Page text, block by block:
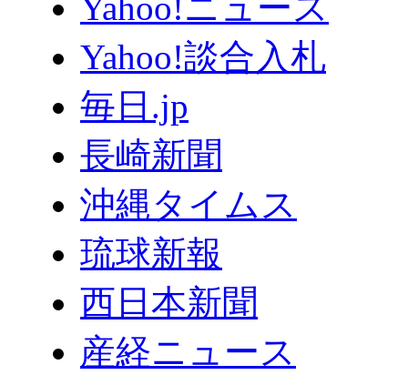
Yahoo!談合入札
毎日.jp
長崎新聞
沖縄タイムス
琉球新報
西日本新聞
産経ニュース